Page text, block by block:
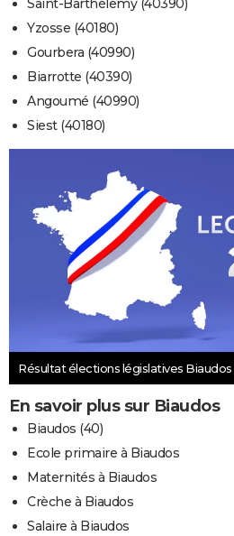
Saint-Barthélemy (40390)
Yzosse (40180)
Gourbera (40990)
Biarrotte (40390)
Angoumé (40990)
Siest (40180)
Résultat élections législatives Biaudos
En savoir plus sur Biaudos
Biaudos (40)
Ecole primaire à Biaudos
Maternités à Biaudos
Crèche à Biaudos
Salaire à Biaudos